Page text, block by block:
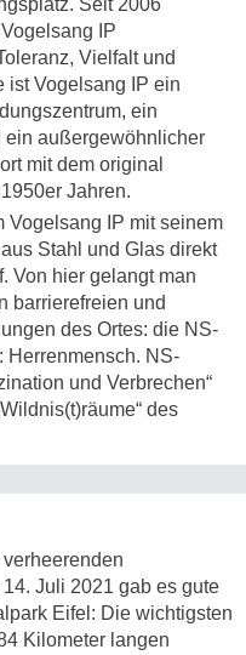
Seit 2006
IP
Vielfalt und
ist Vogelsang IP ein
ein
ein außergewöhnlicher
mit dem original
Jahren.
Vogelsang IP mit seinem
Stahl und Glas direkt
Von hier gelangt man
barrierefreien und
des Ortes: die NS-
Herrenmensch. NS-
und Verbrechen“
des
Juli 2021 gab es gute
Eifel: Die wichtigsten
Kilometer langen